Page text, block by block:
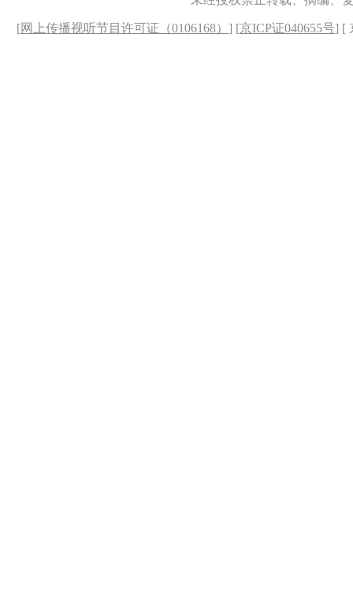
[网上传播视听节目许可证（0106168） ] [京ICP证040655号] [